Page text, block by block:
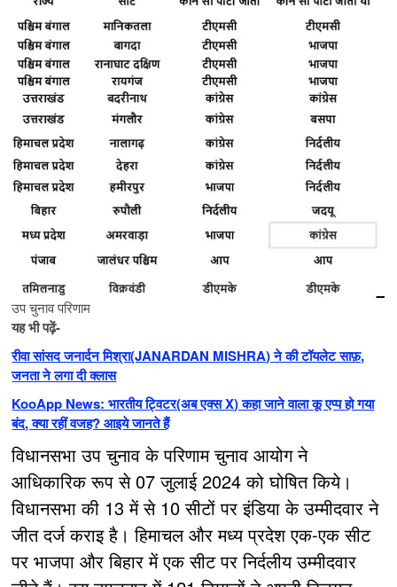
उप चुनाव परिणाम
यह भी पढ़ें-
रीवा सांसद जनार्दन मिश्रा(JANARDAN MISHRA) ने की टॉयलेट साफ़,
जनता ने लगा दी क्लास
KooApp News: भारतीय ट्विटर(अब एक्स X) कहा जाने वाला कू एप्प हो गया
बंद, क्या रहीं वजह? आइये जानते हैं
विधानसभा उप चुनाव के परिणाम चुनाव आयोग ने
आधिकारिक रूप से 07 जुलाई 2024 को घोषित किये।
विधानसभा की 13 में से 10 सीटों पर इंडिया के उम्मीदवार ने
जीत दर्ज कराइ है। हिमाचल और मध्य प्रदेश एक-एक सीट
पर भाजपा और बिहार में एक सीट पर निर्दलीय उम्मीदवार